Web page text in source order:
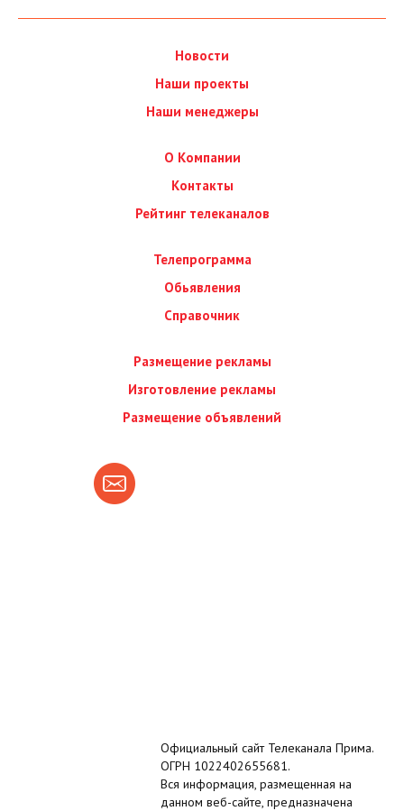
Новости
Наши проекты
Наши менеджеры
О Компании
Контакты
Рейтинг телеканалов
Телепрограмма
Обьявления
Справочник
Размещение рекламы
Изготовление рекламы
Размещение объявлений
Официальный сайт Телеканала Прима.
ОГРН 1022402655681.
Вся информация, размещенная на
данном веб-сайте, предназначена